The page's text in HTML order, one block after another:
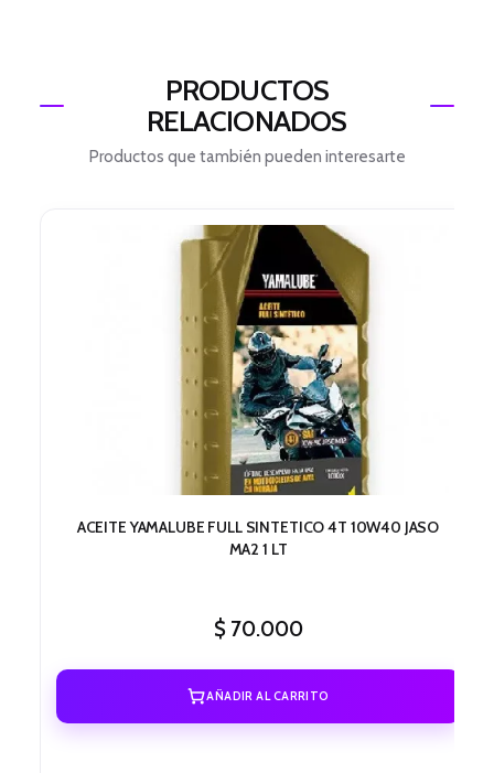
PRODUCTOS
RELACIONADOS
Productos que también pueden interesarte
ACEITE YAMALUBE FULL SINTETICO 4T 10W40 JASO
MA2 1 LT
$70.000
AÑADIR AL CARRITO